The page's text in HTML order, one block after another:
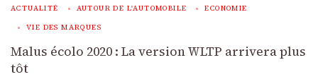
ACTUALITÉ AUTOUR DE L'AUTOMOBILE ECONOMIE
VIE DES MARQUES
Malus écolo 2020 : La version WLTP arrivera plus
tôt